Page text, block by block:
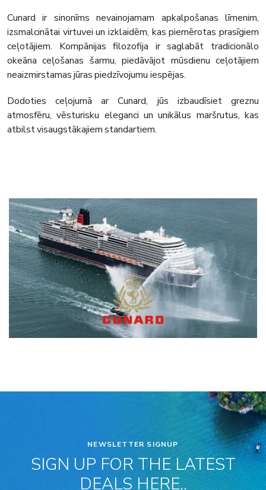
Cunard ir sinonīms nevainojamam apkalpošanas līmenim,
izsmalcinātai virtuvei un izklaidēm, kas piemērotas prasīgiem
ceļotājiem. Kompānijas filozofija ir saglabāt tradicionālo
okeāna ceļošanas šarmu, piedāvājot mūsdienu ceļotājiem
neaizmirstamas jūras piedzīvojumu iespējas.
Dodoties ceļojumā ar Cunard, jūs izbaudīsiet greznu
atmosfēru, vēsturisku eleganci un unikālus maršrutus, kas
atbilst visaugstākajiem standartiem.
NEWSLETTER SIGNUP
SIGN UP FOR THE LATEST
DEALS HERE..